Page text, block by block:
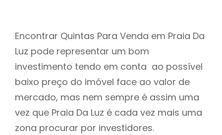
Encontrar Quintas Para Venda em Praia Da
Luz pode representar um bom
investimento tendo em conta ao possível
baixo preço do imóvel face ao valor de
mercado, mas nem sempre é assim uma
vez que Praia Da Luz é cada vez mais uma
zona procurar por investidores.